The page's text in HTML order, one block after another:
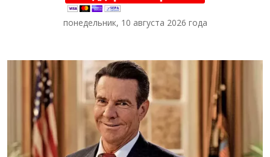
понедельник, 10 августа 2026 года